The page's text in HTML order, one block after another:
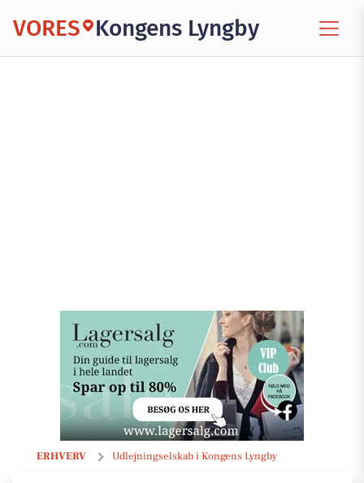
VORES Kongens Lyngby
ERHVERV Udlejningselskab i Kongens Lyngby
0703 Stengårdsvænge